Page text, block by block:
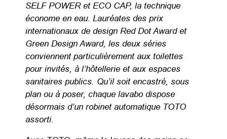
SELF POWER et ECO CAP, la technique
économe en eau. Lauréates des prix
internationaux de design Red Dot Award et
Green Design Award, les deux séries
conviennent particulièrement aux toilettes
pour invités, à l’hôtellerie et aux espaces
sanitaires publics. Qu’il soit encastré, sous
plan ou à poser, chaque lavabo dispose
désormais d’un robinet automatique TOTO
assorti.